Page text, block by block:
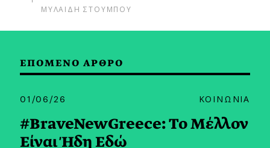
ΜΥΛΑΙΔΗ ΣΤΟΥΜΠΟΥ
ΕΠΟΜΕΝΟ ΑΡΘΡΟ
01/06/26 ΚΟΙΝΩΝΙΑ
#BraveNewGreece: Το Μέλλον
Είναι Ήδη Εδώ